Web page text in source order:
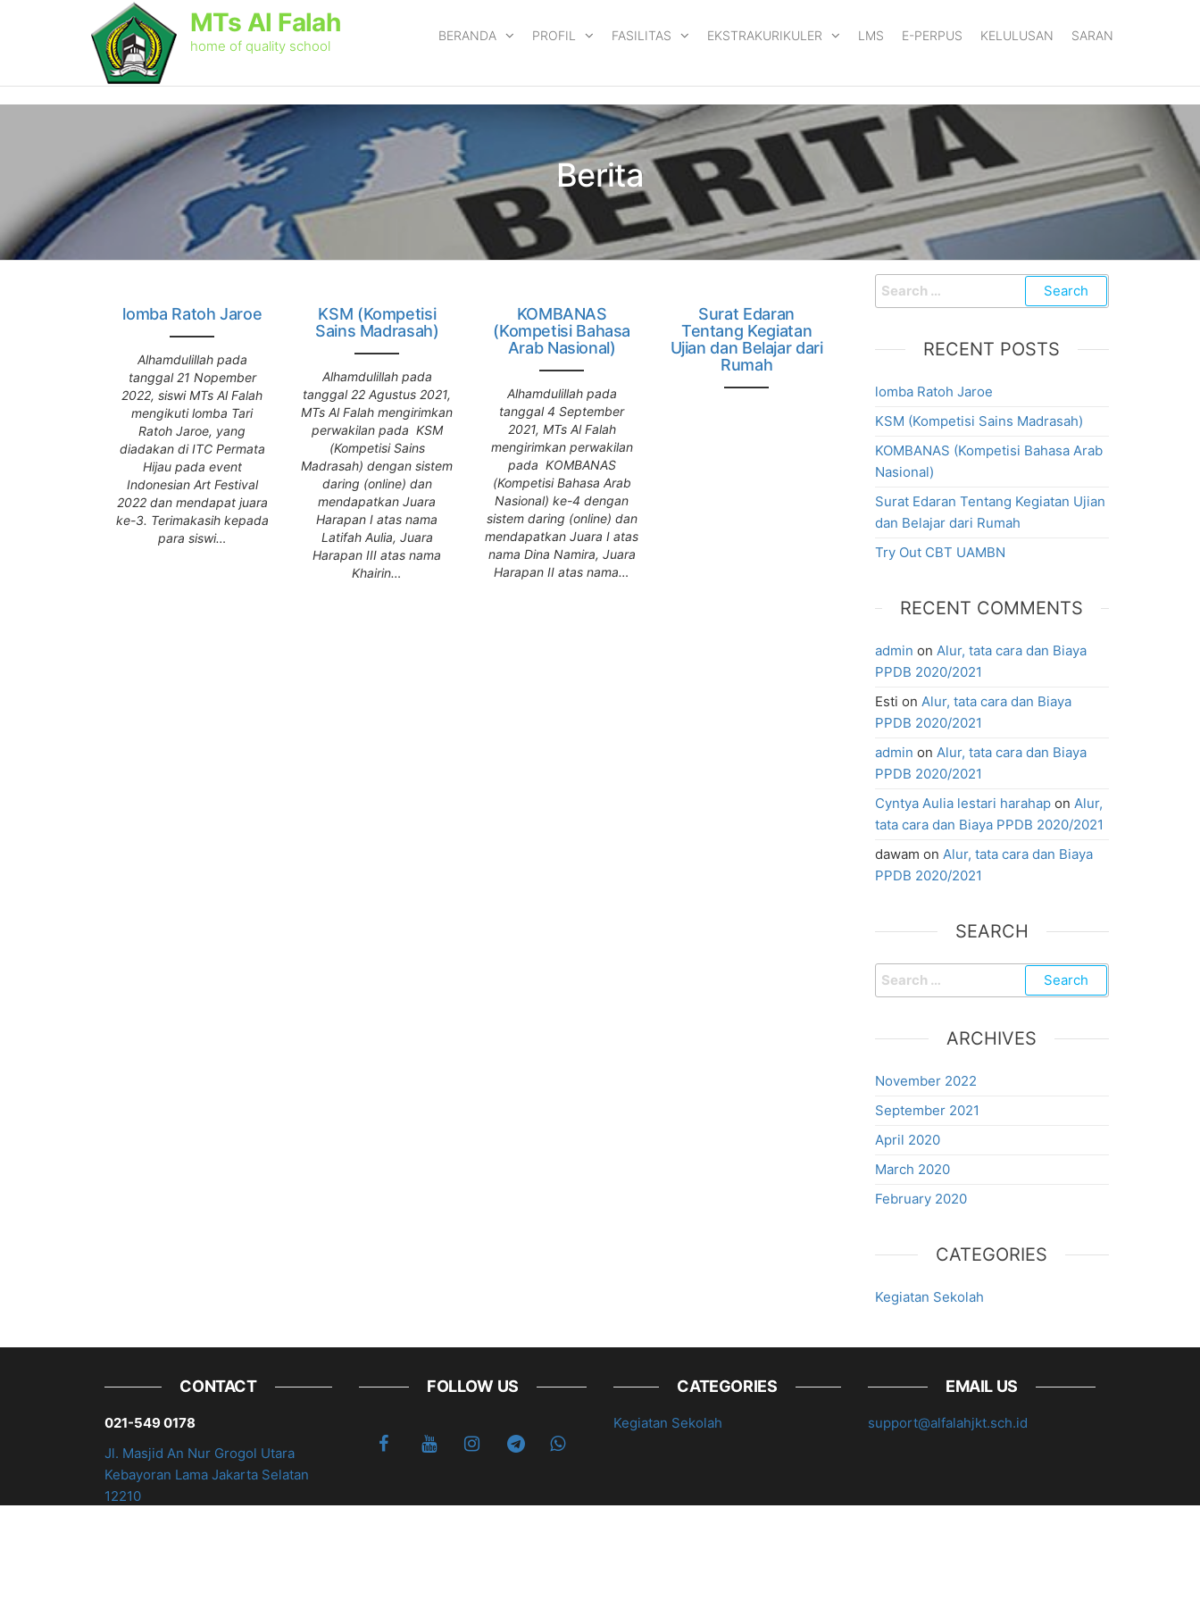
MTs Al Falah
home of quality school
BERANDA PROFIL FASILITAS EKSTRAKURIKULER LMS E-PERPUS KELULUSAN SARAN
Berita
lomba Ratoh Jaroe
Alhamdulillah pada
tanggal 21 Nopember
2022, siswi MTs Al Falah
mengikuti lomba Tari
Ratoh Jaroe, yang
diadakan di ITC Permata
Hijau pada event
Indonesian Art Festival
2022 dan mendapat juara
ke-3. Terimakasih kepada
para siswi…
KSM (Kompetisi
Sains Madrasah)
Alhamdulillah pada
tanggal 22 Agustus 2021,
MTs Al Falah mengirimkan
perwakilan pada KSM
(Kompetisi Sains
Madrasah) dengan sistem
daring (online) dan
mendapatkan Juara
Harapan I atas nama
Latifah Aulia, Juara
Harapan III atas nama
Khairin…
KOMBANAS
(Kompetisi Bahasa
Arab Nasional)
Alhamdulillah pada
tanggal 4 September
2021, MTs Al Falah
mengirimkan perwakilan
pada KOMBANAS
(Kompetisi Bahasa Arab
Nasional) ke-4 dengan
sistem daring (online) dan
mendapatkan Juara I atas
nama Dina Namira, Juara
Harapan II atas nama…
Surat Edaran
Tentang Kegiatan
Ujian dan Belajar dari
Rumah
RECENT POSTS
lomba Ratoh Jaroe
KSM (Kompetisi Sains Madrasah)
KOMBANAS (Kompetisi Bahasa Arab
Nasional)
Surat Edaran Tentang Kegiatan Ujian
dan Belajar dari Rumah
Try Out CBT UAMBN
RECENT COMMENTS
admin on Alur, tata cara dan Biaya
PPDB 2020/2021
Esti on Alur, tata cara dan Biaya
PPDB 2020/2021
admin on Alur, tata cara dan Biaya
PPDB 2020/2021
Cyntya Aulia lestari harahapon Alur,
tata cara dan Biaya PPDB 2020/2021
dawam on Alur, tata cara dan Biaya
PPDB 2020/2021
SEARCH
ARCHIVES
November 2022
September 2021
April 2020
March 2020
February 2020
CATEGORIES
Kegiatan Sekolah
CONTACT
021-549 0178
Jl. Masjid An Nur Grogol Utara
Kebayoran Lama Jakarta Selatan
12210
FOLLOW US CATEGORIES
Kegiatan Sekolah
EMAIL US
support@alfalahjkt.sch.id